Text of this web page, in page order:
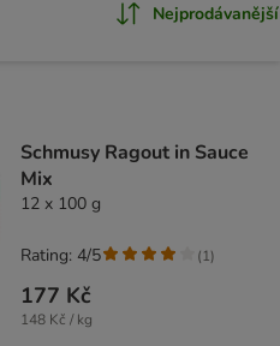
Nejprodávanější
Schmusy Ragout in Sauce
Mix
12 x 100 g
177 Kč
148 Kč / kg
Rating: 4/5 (1)